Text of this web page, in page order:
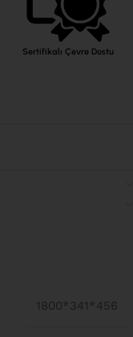
Sertifikalı Çevre Dostu
1800*341*456